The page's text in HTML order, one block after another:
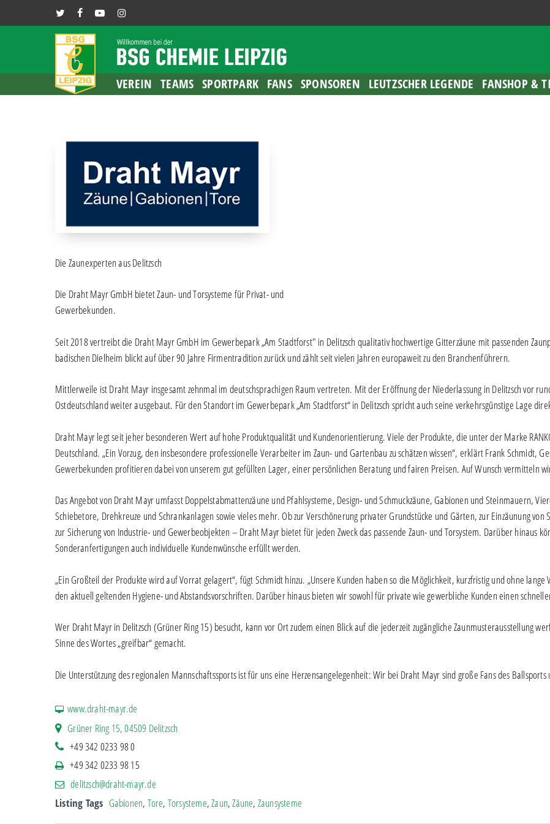
to
TWITTERFACEBOOKYOUTUBEINSTAGRAM
VEREIN TEAMS SPORTPARK FANS SPONSOREN LEUTZSCHER LEGENDE FANSHOP &
Die Zaunexperten aus Delitzsch
Die Draht Mayr GmbH bietet Zaun- und Torsysteme für Privat- und
Gewerbekunden.
Seit 2018 vertreibt die Draht Mayr GmbH im Gewerbepark „Am Stadtforst" in Delitzsch qualitativ hochwertige Gitterzäune mit passenden
badischen Dielheim blickt auf über 90 Jahre Firmentradition zurück und zählt seit vielen Jahren europaweit zu den Branchenführern.
Mittlerweile ist Draht Mayr insgesamt zehnmal im deutschsprachigen Raum vertreten. Mit der Eröffnung der Niederlassung in Delitzsch vor
Ostdeutschland weiter ausgebaut. Für den Standort im Gewerbepark „Am Stadtforst“ in Delitzsch spricht auch seine verkehrsgünstige Lage
Draht Mayr legt seit jeher besonderen Wert auf hohe Produktqualität und Kundenorientierung. Viele der Produkte, die unter der Marke
Deutschland. „Ein Vorzug, den insbesondere professionelle Verarbeiter im Zaun- und Gartenbau zu schätzen wissen“, erklärt Frank Schmidt,
Gewerbekunden profitieren dabei von unserem gut gefüllten Lager, einer persönlichen Beratung und fairen Preisen. Auf Wunsch vermitteln
Das Angebot von Draht Mayr umfasst Doppelstabmattenzäune und Pfahlsysteme, Design- und Schmuckzäune, Gabionen und Steinmauern,
Schiebetore, Drehkreuze und Schrankanlagen sowie vieles mehr. Ob zur Verschönerung privater Grundstücke und Gärten, zur Einzäunung von
zur Sicherung von Industrie- und Gewerbeobjekten – Draht Mayr bietet für jeden Zweck das passende Zaun- und Torsystem. Darüber hinaus
Sonderanfertigungen auch individuelle Kundenwünsche erfüllt werden.
„Ein Großteil der Produkte wird auf Vorrat gelagert“, fügt Schmidt hinzu. „Unsere Kunden haben so die Möglichkeit, kurzfristig und ohne
den aktuell geltenden Hygiene- und Abstandsvorschriften. Darüber hinaus bieten wir sowohl für private wie gewerbliche Kunden einen
Wer Draht Mayr in Delitzsch (Grüner Ring 15) besucht, kann vor Ort zudem einen Blick auf die jederzeit zugängliche Zaunmusterausstellung
Sinne des Wortes „greifbar“ gemacht.
Die Unterstützung des regionalen Mannschaftssports ist für uns eine Herzensangelegenheit: Wir bei Draht Mayr sind große Fans des
www.draht-mayr.de
Grüner Ring 15, 04509 Delitzsch
+49 342 0233 98 0
+49 342 0233 98 15
delitzsch@draht-mayr.de
Listing Tags Gabionen, Tore, Torsysteme,Zaun,Zäune, Zaunsysteme